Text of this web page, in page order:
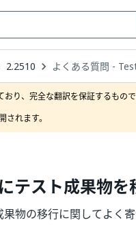
2.2510 よくある質問 -
り、完全な翻訳を保証するもので
れます。
テスト成果物を
物の移行に関してよく